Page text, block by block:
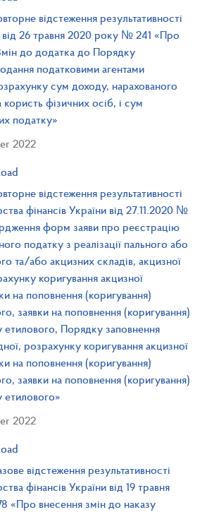
відстеження результативності
від 26 травня 2020 року № 241 «Про
до додатка до Порядку
податковими агентами
сум доходу, нарахованого
фізичних осіб, і сум
податку»
2022
відстеження результативності
фінансів України від 27.11.2020 №
форм заяви про реєстрацію
податку з реалізації пального або
та/або акцизних складів, акцизної
коригування акцизної
на поповнення (коригування)
заявки на поповнення (коригування)
етилового, Порядку заповнення
розрахунку коригування акцизної
на поповнення (коригування)
заявки на поповнення (коригування)
етилового»
2022
відстеження результативності
фінансів України від 19 травня
«Про внесення змін до наказу